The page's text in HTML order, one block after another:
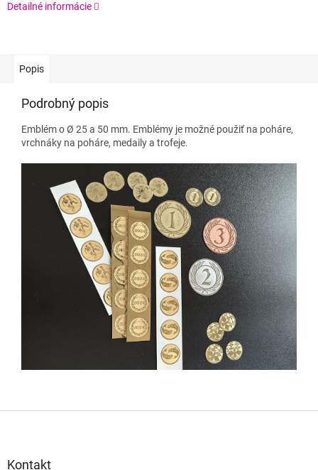
Detailné informácie
Popis
Podrobný popis
Emblém o Ø 25 a 50 mm. Emblémy je možné použiť na poháre,
vrchnáky na poháre, medaily a trofeje.
Kontakt